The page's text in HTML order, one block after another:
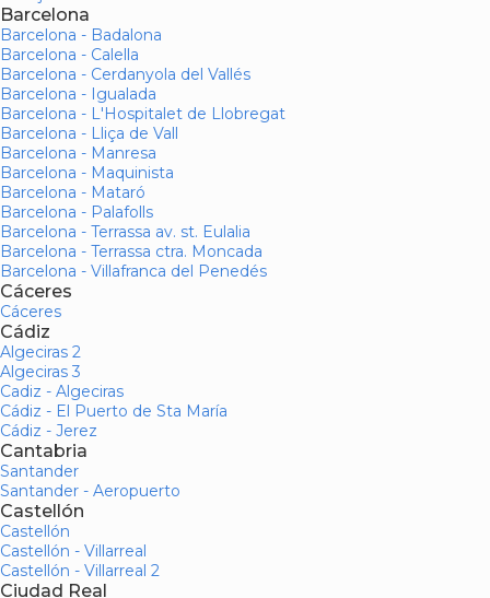
Barcelona
Barcelona - Badalona
Barcelona - Calella
Barcelona - Cerdanyola del Vallés
Barcelona - Igualada
Barcelona - L'Hospitalet de Llobregat
Barcelona - Lliça de Vall
Barcelona - Manresa
Barcelona - Maquinista
Barcelona - Mataró
Barcelona - Palafolls
Barcelona - Terrassa av. st. Eulalia
Barcelona - Terrassa ctra. Moncada
Barcelona - Villafranca del Penedés
Cáceres
Cáceres
Cádiz
Algeciras 2
Algeciras 3
Cadiz - Algeciras
Cádiz - El Puerto de Sta María
Cádiz - Jerez
Cantabria
Santander
Santander - Aeropuerto
Castellón
Castellón
Castellón - Villarreal
Castellón - Villarreal 2
Ciudad Real